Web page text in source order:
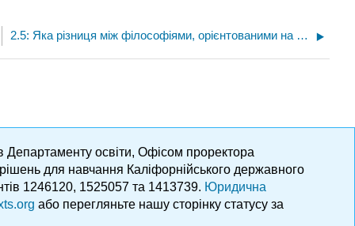
2.5: Яка різниця між філософіями, орієнтованими на вчителя та студентами?
Департаменту освіти, Офісом проректора
для навчання Каліфорнійського державного
1246120, 1525057 та 1413739. Юридична
або перегляньте нашу сторінку статусу за